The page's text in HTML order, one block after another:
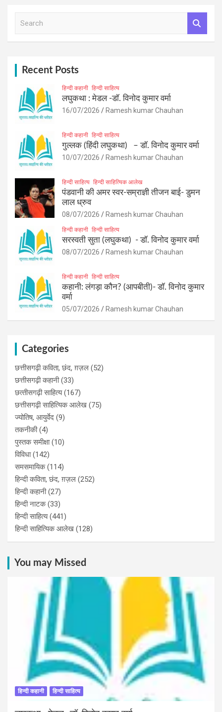
Recent Posts
हिन्दी कहानी हिन्दी साहित्य
लघुकथा : मेडल -डॉ. विनोद कुमार वर्मा
16/07/2026 Ramesh kumar Chauhan
हिन्दी कहानी हिन्दी साहित्य
गुल्लक (हिंदी लघुकथा) – डॉ. विनोद कुमार वर्मा
10/07/2026 Ramesh kumar Chauhan
हिन्दी साहित्य हिन्दी साहित्यिक आलेख
पंडवानी की अमर स्वर-सम्राज्ञी तीजन बाई- डुमन
लाल ध्रुव
08/07/2026 Ramesh kumar Chauhan
हिन्दी कहानी हिन्दी साहित्य
सरस्वती सुता (लघुकथा) ​- डॉ. विनोद कुमार वर्मा
08/07/2026 Ramesh kumar Chauhan
हिन्दी कहानी हिन्दी साहित्य
कहानी: लंगड़ा कौन? (आपबीती)​- डॉ. विनोद कुमार
वर्मा
05/07/2026 Ramesh kumar Chauhan
Categories
छत्तीसगढ़ी कविता, छंद, ग़ज़ल (52)
छत्तीसगढ़ी कहानी(33)
छत्‍तीसगढ़ी साहित्‍य(167)
छत्तीसगढ़ी साहित्यिक आलेख (75)
ज्योतिष, आयुर्वेद (9)
तकनीकी(4)
पुस्‍तक समीक्षा(10)
विविधा(142)
समसमायिक(114)
हिन्दी कविता, छंद, ग़ज़ल (252)
हिन्दी कहानी(27)
हिन्‍दी नाटक(33)
हिन्दी साहित्य(441)
हिन्दी साहित्यिक आलेख (128)
You may Missed
हिन्दी कहानी हिन्दी साहित्य